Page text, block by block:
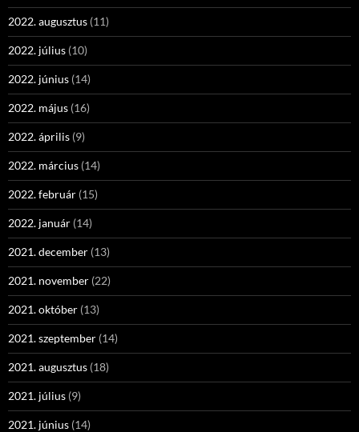
2022. augusztus (11)
2022. július (10)
2022. június (14)
2022. május (16)
2022. április (9)
2022. március (14)
2022. február (15)
2022. január (14)
2021. december (13)
2021. november (22)
2021. október (13)
2021. szeptember (14)
2021. augusztus (18)
2021. július (9)
2021. június (14)